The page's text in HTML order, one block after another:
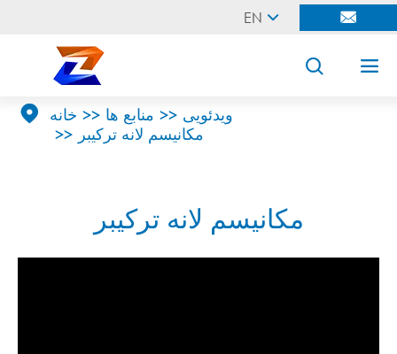
EN  
 
 خانه منابع ها
ویدئویی
مکانیسم لانه ترکیبر
مکانیسم لانه ترکیبر